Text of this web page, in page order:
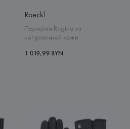
Roeckl
Перчатки Regina из
натуральной кожи
1 019,99 BYN